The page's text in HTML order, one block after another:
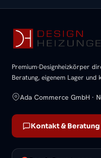
Premium-Designheizkörper
Beratung, eigenem Lager und
Ada Commerce GmbH ·
Kontakt & Beratung